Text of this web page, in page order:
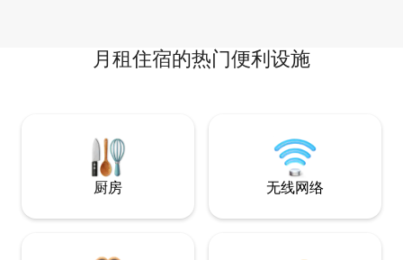
月租住宿的热门便利设施
厨房 无线网络